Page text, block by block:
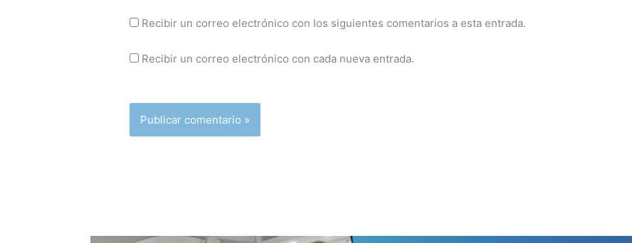
Recibir un correo electrónico con los siguientes comentarios a esta entrada.
Recibir un correo electrónico con cada nueva entrada.